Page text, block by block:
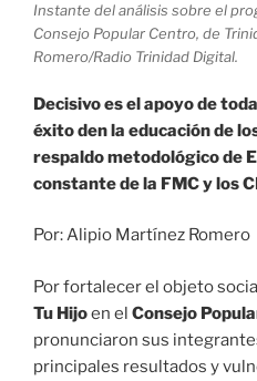
Instante del análisis sobre el
Consejo Popular Centro, de
Romero/Radio Trinidad Digital.
Decisivo es el apoyo de
éxito den la educación de
respaldo metodológico de
constante de la FMC y los
Por: Alipio Martínez Romero
Por fortalecer el objeto
Tu Hijoen el Consejo
pronunciaron sus
principales resultados y